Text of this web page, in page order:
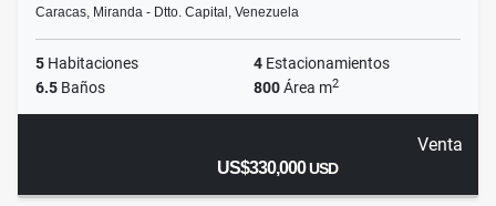
Caracas, Miranda - Dtto. Capital, Venezuela
5 Habitaciones 4 Estacionamientos
6.5 Baños 800Área m2
Venta
US$330,000USD